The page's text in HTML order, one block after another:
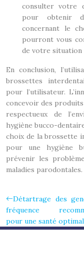
consulter votre
pour obtenir
concernant le
pourront vous
de votre situation
En conclusion,
brossettes
pour l’utilisateur.
concevoir des
respectueux de
hygiène bucco-
choix de la brossette
pour une hygiène
prévenir les
maladies parodontales.
Détartrage des
fréquence
pour une santé